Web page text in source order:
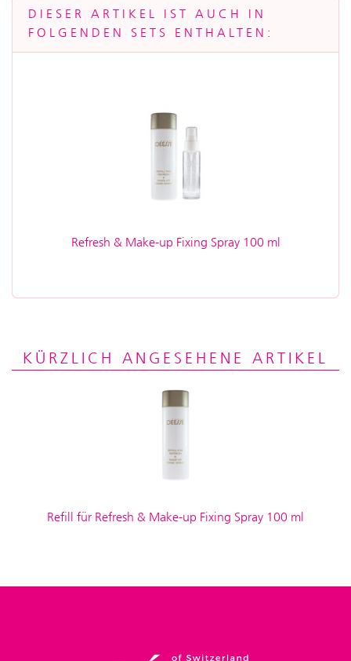
DIESER ARTIKEL IST AUCH IN
FOLGENDEN SETS ENTHALTEN:
Refresh & Make-up Fixing Spray 100 ml
KÜRZLICH ANGESEHENE ARTIKEL
Refill für Refresh & Make-up Fixing Spray 100 ml